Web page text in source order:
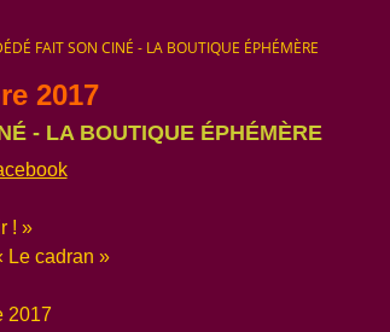
FAIT SON CINÉ - LA BOUTIQUE ÉPHÉMÈRE
2017
- LA BOUTIQUE ÉPHÉMÈRE
! »
Le cadran »
2017